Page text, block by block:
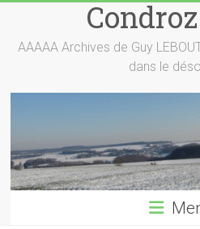
contentAAAAA Archives de Guy
dans le